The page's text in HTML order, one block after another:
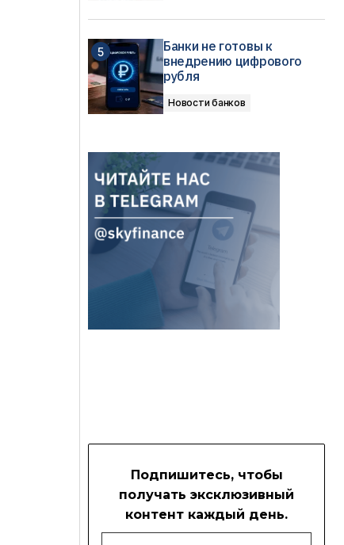
Банки не готовы к
внедрению цифрового
рубля
Новости банков
Подпишитесь, чтобы
получать эксклюзивный
контент каждый день.